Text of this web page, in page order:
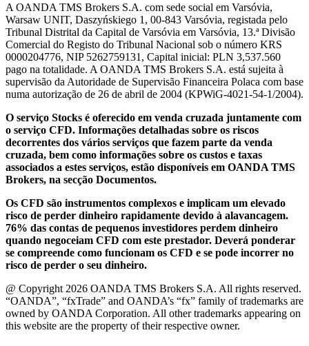
A OANDA TMS Brokers S.A. com sede social em Varsóvia,
Warsaw UNIT, Daszyńskiego 1, 00-843 Varsóvia, registada pelo
Tribunal Distrital da Capital de Varsóvia em Varsóvia, 13.ª Divisão
Comercial do Registo do Tribunal Nacional sob o número KRS
0000204776, NIP 5262759131, Capital inicial: PLN 3,537.560
pago na totalidade. A OANDA TMS Brokers S.A. está sujeita à
supervisão da Autoridade de Supervisão Financeira Polaca com base
numa autorização de 26 de abril de 2004 (KPWiG-4021-54-1/2004).
O serviço Stocks é oferecido em venda cruzada juntamente com
o serviço CFD. Informações detalhadas sobre os riscos
decorrentes dos vários serviços que fazem parte da venda
cruzada, bem como informações sobre os custos e taxas
associados a estes serviços, estão disponíveis em OANDA TMS
Brokers, na secção Documentos.
Os CFD são instrumentos complexos e implicam um elevado
risco de perder dinheiro rapidamente devido à alavancagem.
76% das contas de pequenos investidores perdem dinheiro
quando negoceiam CFD com este prestador. Deverá ponderar
se compreende como funcionam os CFD e se pode incorrer no
risco de perder o seu dinheiro.
@ Copyright 2026 OANDA TMS Brokers S.A. All rights reserved.
“OANDA”, “fxTrade” and OANDA’s “fx” family of trademarks are
owned by OANDA Corporation. All other trademarks appearing on
this website are the property of their respective owner.